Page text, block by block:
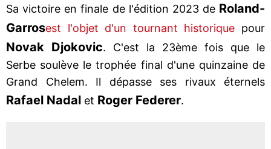
Sa victoire en finale de l'édition 2023 de Roland-
Garrosest l'objet d'un tournant historique pour
Novak Djokovic. C'est la 23ème fois que le
Serbe soulève le trophée final d'une quinzaine de
Grand Chelem. Il dépasse ses rivaux éternels
Rafael Nadal et Roger Federer.